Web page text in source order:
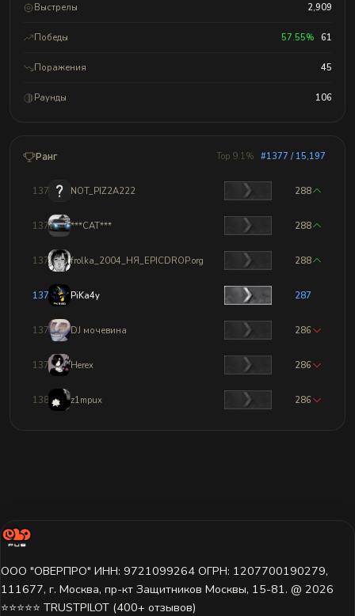
Выстрелы 2,909
Победы 57.55% 61
Поражения 45
Раунды 106
Ранг Top 9.1% #1377 / 15,197
1374 NOT_PIZ2A222 288
1375 ***CAT*** 288
1376 frolka_2004_НЯ_EPICDROP.org 288
1377 PiKa4y 287
1378 DJ мочевина 286
1379 Herex 286
1380 z1mpux 286
ООО "ОВЕРПРО" ИНН: 9721099264 ОГРН: 1207700190279,
111677, г. Москва, пр-кт Защитников Москвы, 15-81. @ 2026 ㅤ
⭐⭐⭐⭐⭐ TRUSTPILOT (400+ отзывов)